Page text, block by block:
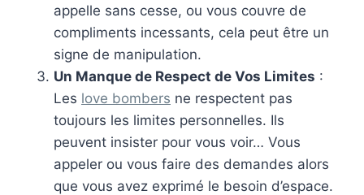
appelle sans cesse, ou vous couvre de
compliments incessants, cela peut être un
signe de manipulation.
Un Manque de Respect de Vos Limites :
Les love bombers ne respectent pas
toujours les limites personnelles. Ils
peuvent insister pour vous voir… Vous
appeler ou vous faire des demandes alors
que vous avez exprimé le besoin d’espace.